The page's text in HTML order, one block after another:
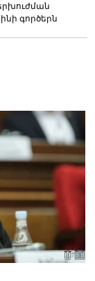
գործերն